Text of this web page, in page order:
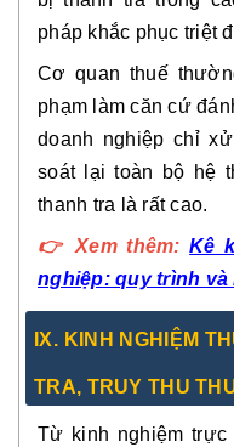
pháp khắc phục triệt
Cơ quan thuế
phạm làm căn cứ
doanh nghiệp chỉ
soát lại toàn bộ hệ
thanh tra là rất cao.
👉 Xem thêm: Kê
nghiệp: quy trình và
IX. KINH NGHIỆM
TRA, TRUY THU
Từ kinh nghiệm trực